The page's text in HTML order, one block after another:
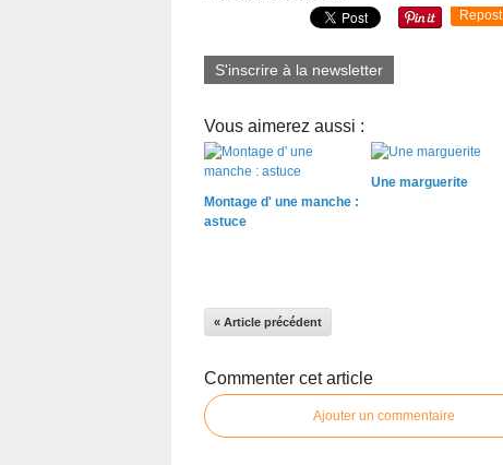
Repost
S'inscrire à la newsletter
Vous aimerez aussi :
Montage d' une manche :
astuce
Une marguerite
« Article précédent
Commenter cet article
Ajouter un commentaire